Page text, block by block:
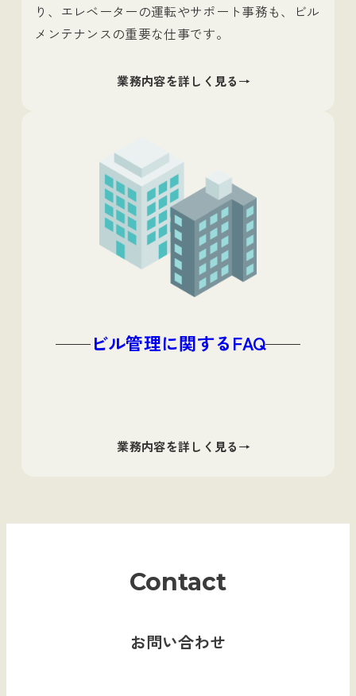
り、エレベーターの運転やサポート事務も、ビル
メンテナンスの重要な仕事です。
業務内容を詳しく見る
ビル管理に関するFAQ
業務内容を詳しく見る
Contact
お問い合わせ